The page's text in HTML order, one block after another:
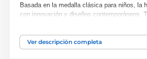
Basada en la medalla clásica para niños, la
con innovación y diseños contemporáneos.
Cortada en una forma especial, esta medalla
Ver descripción completa